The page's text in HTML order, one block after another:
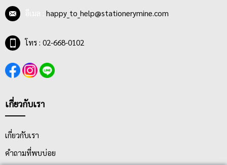
happy_to_help@stationerymine.com
โทร : 02-668-0102
เกี่ยวกับเรา
เกี่ยวกับเรา
คำถามที่พบบ่อย